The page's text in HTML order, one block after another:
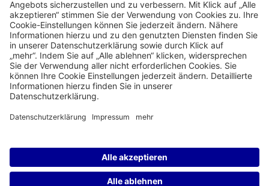
Frankfurt Airport
properties.socialType
properties.socialType
properties.socialType
properties.socialType
Frankfurt CargoHub
properties.socialType
©2004-2026 Fraport AG Frankfurt Airport Services Worldwide